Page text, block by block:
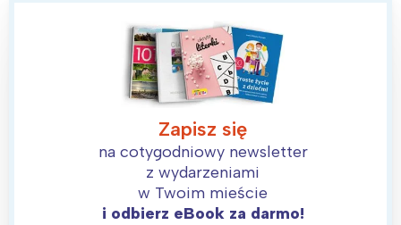
Zapisz się
na cotygodniowy newsletter
z wydarzeniami
w Twoim mieście
i odbierz eBook za darmo!